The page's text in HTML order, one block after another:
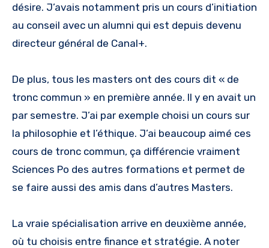
désire. J’avais notamment pris un cours d’initiation
au conseil avec un alumni qui est depuis devenu
directeur général de Canal+.
De plus, tous les masters ont des cours dit « de
tronc commun » en première année. Il y en avait un
par semestre. J’ai par exemple choisi un cours sur
la philosophie et l’éthique. J’ai beaucoup aimé ces
cours de tronc commun, ça différencie vraiment
Sciences Po des autres formations et permet de
se faire aussi des amis dans d’autres Masters.
La vraie spécialisation arrive en deuxième année,
où tu choisis entre finance et stratégie. A noter